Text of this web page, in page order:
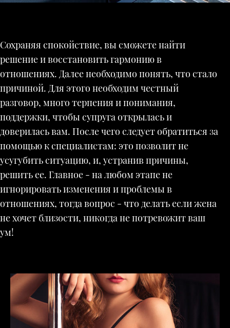
Сохраняя спокойствие, вы сможете найти
решение и восстановить гармонию в
отношениях. Далее необходимо понять, что стало
причиной. Для этого необходим честный
разговор, много терпения и понимания,
поддержки, чтобы супруга открылась и
доверилась вам. После чего следует обратиться за
помощью к специалистам: это позволит не
усугубить ситуацию, и, устранив причины,
решить ее. Главное - на любом этапе не
игнорировать изменения и проблемы в
отношениях, тогда вопрос - что делать если жена
не хочет близости, никогда не потревожит ваш
ум!